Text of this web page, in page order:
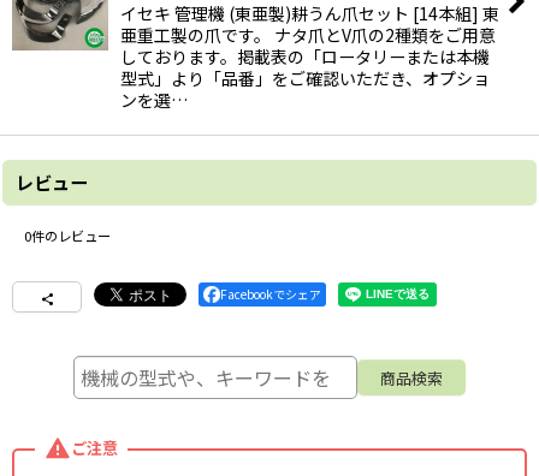
イセキ 管理機 (東亜製)耕うん爪セット [14本組] 東
亜重工製の爪です。 ナタ爪とV爪の2種類をご用意
しております。掲載表の「ロータリーまたは本機
型式」より「品番」をご確認いただき、オプショ
ンを選…
レビュー
0件のレビュー
Facebookでシェア
ご注意